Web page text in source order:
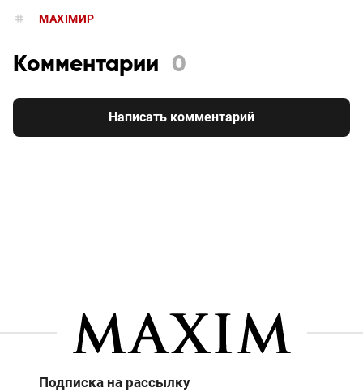
MAXIMИР
Комментарии 0
Написать комментарий
Подписка на рассылку